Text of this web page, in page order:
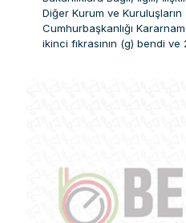
Diğer Kurum ve Kuruluşların
Cumhurbaşkanlığı
ikinci fıkrasının (g) bendi